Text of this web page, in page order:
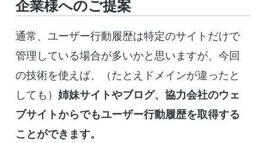
企業様へのご提案
通常、ユーザー行動履歴は特定のサイトだけで
管理している場合が多いかと思いますが、今回
の技術を使えば、（たとえドメインが違ったと
しても）姉妹サイトやブログ、協力会社のウェ
ブサイトからでもユーザー行動履歴を取得する
ことができます。